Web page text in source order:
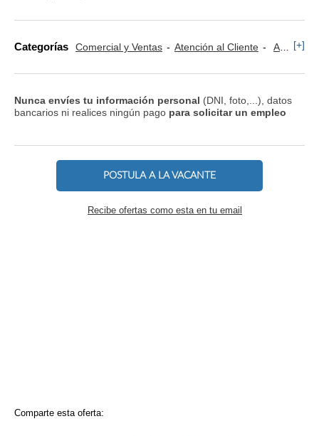
Categorías Comercial y Ventas Atención al Cliente Azafatas [+]
Nunca envíes tu información personal (DNI, foto,...), datos
bancarios ni realices ningún pago para solicitar un empleo
POSTULA A LA VACANTE
Recibe ofertas como esta en tu email
Comparte esta oferta: